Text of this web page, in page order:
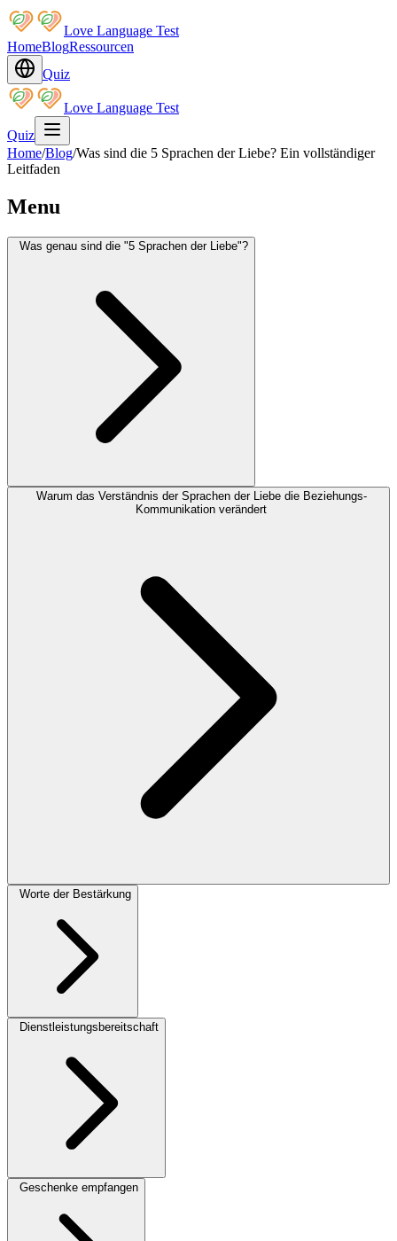
Love Language Test
HomeBlogRessourcen
Quiz
Love Language Test
Quiz
Home/Blog/Was sind die 5 Sprachen der Liebe? Ein vollständiger
Leitfaden
Menu
Was genau sind die "5 Sprachen der Liebe"?
Warum das Verständnis der Sprachen der Liebe die Beziehungs-
Kommunikation verändert
Worte der Bestärkung
Dienstleistungsbereitschaft
Geschenke empfangen